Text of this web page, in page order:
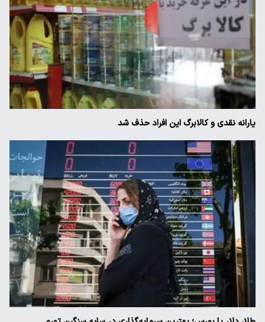
یارانه نقدی و کالابرگ این افراد حذف شد